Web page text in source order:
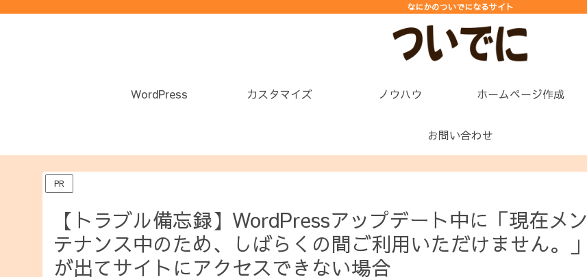
なにかのついでになるサイト
WordPress カスタマイズ ノウハウ ホームページ作成
お問い合わせ
PR
【トラブル備忘録】WordPressアップデート中に「現在メン
テナンス中のため、しばらくの間ご利用いただけません。」
が出てサイトにアクセスできない場合